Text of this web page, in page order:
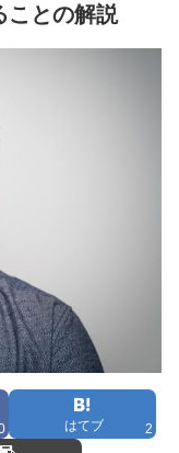
ことの解説
はてブ 2